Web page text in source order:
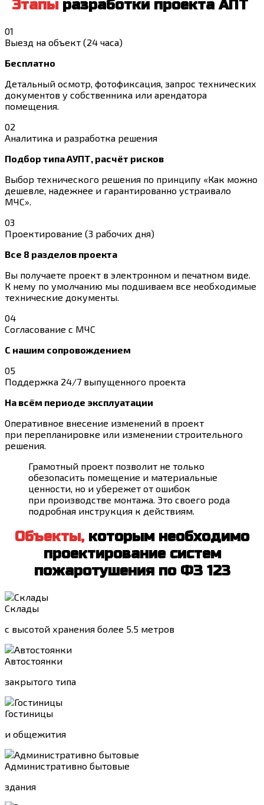
Этапыразработки проекта АПТ
01
Выезд на объект (24 часа)
Бесплатно
Детальный осмотр, фотофиксация, запрос технических
документов у собственника или арендатора
помещения.
02
Аналитика и разработка решения
Подбор типа АУПТ, расчёт рисков
Выбор технического решения по принципу «Как можно
дешевле, надежнее и гарантированно устраивало
МЧС».
03
Проектирование (3 рабочих дня)
Все 8 разделов проекта
Вы получаете проект в электронном и печатном виде.
К нему по умолчанию мы подшиваем все необходимые
технические документы.
04
Согласование с МЧС
С нашим сопровождением
05
Поддержка 24/7 выпущенного проекта
На всём периоде эксплуатации
Оперативное внесение изменений в проект
при перепланировке или изменении строительного
решения.
Грамотный проект позволит не только
обезопасить помещение и материальные
ценности, но и убережет от ошибок
при производстве монтажа. Это своего рода
подробная инструкция к действиям.
Объекты,которым необходимо
проектирование систем
пожаротушения по ФЗ 123
Склады
с высотой хранения более 5.5 метров
Автостоянки
закрытого типа
Гостиницы
и общежития
Административно бытовые
здания